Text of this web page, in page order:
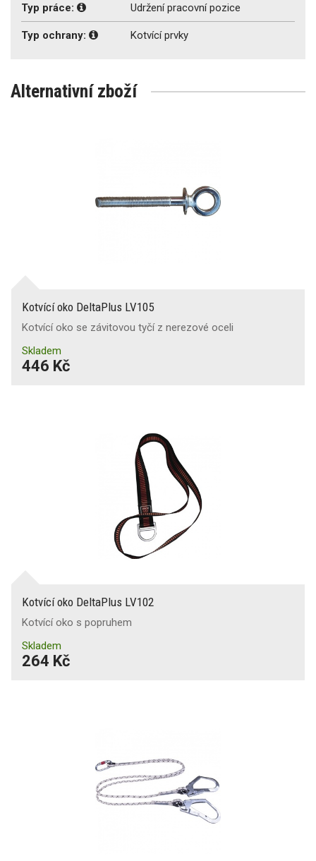
Typ práce: Udržení pracovní pozice
Typ ochrany: Kotvící prvky
Alternativní zboží
Kotvící oko DeltaPlus LV105
Kotvící oko se závitovou tyčí z nerezové oceli
Skladem
446 Kč
Kotvící oko DeltaPlus LV102
Kotvící oko s popruhem
Skladem
264 Kč